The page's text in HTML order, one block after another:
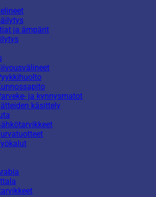
ja ämpärit
ja kynnysmatot
käsittely